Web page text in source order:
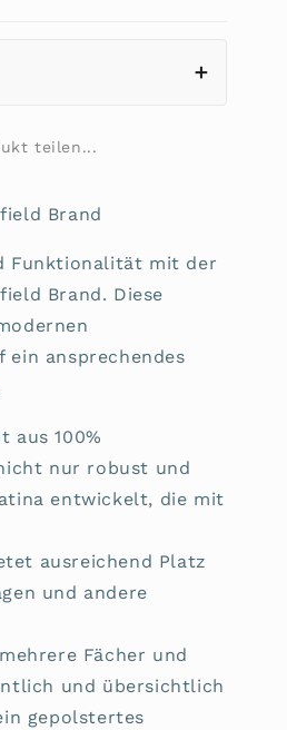
teilen...
Brand
Funktionalität mit der
Brand. Diese
ein ansprechendes
aus 100%
nur robust und
entwickelt, die mit
ausreichend Platz
und andere
Fächer und
und übersichtlich
gepolstertes